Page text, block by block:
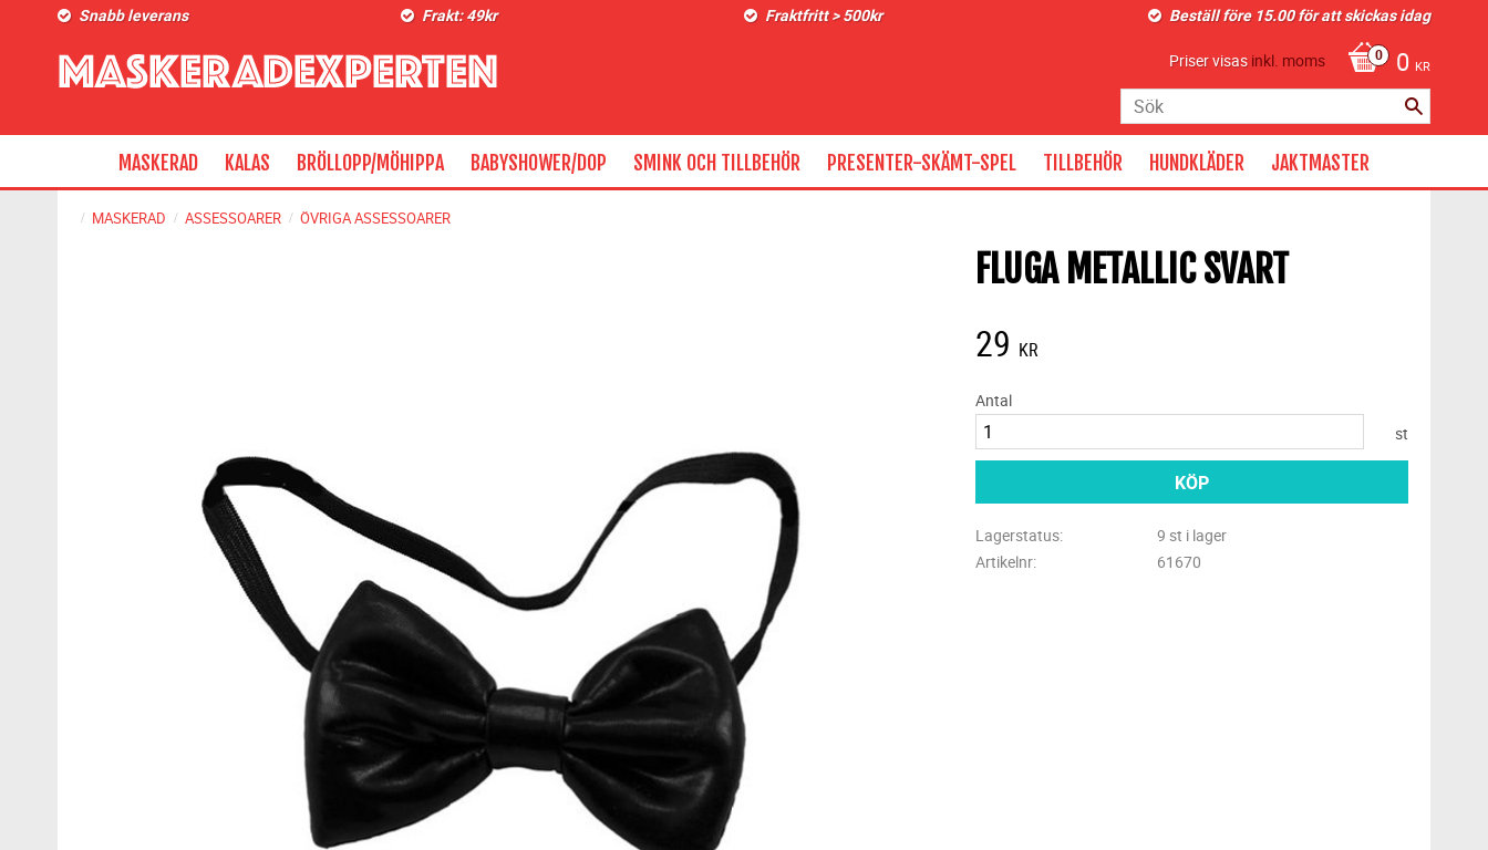
Snabb leverans Frakt: 49kr Fraktfritt > 500kr Beställ före 15.00 för att skickas idag
0 KR
Priser visasinkl. moms
MASKERAD KALAS BRÖLLOPP/MÖHIPPA BABYSHOWER/DOP SMINK OCH TILLBEHÖR PRESENTER-SKÄMT-SPEL TILLBEHÖR HUNDKLÄDER JAKTMASTER
MASKERAD ASSESSOARER ÖVRIGA ASSESSOARER
FLUGA METALLIC SVART
29 KR
Antal
st
KÖP
Lagerstatus
9 st i lager
Artikelnr
61670